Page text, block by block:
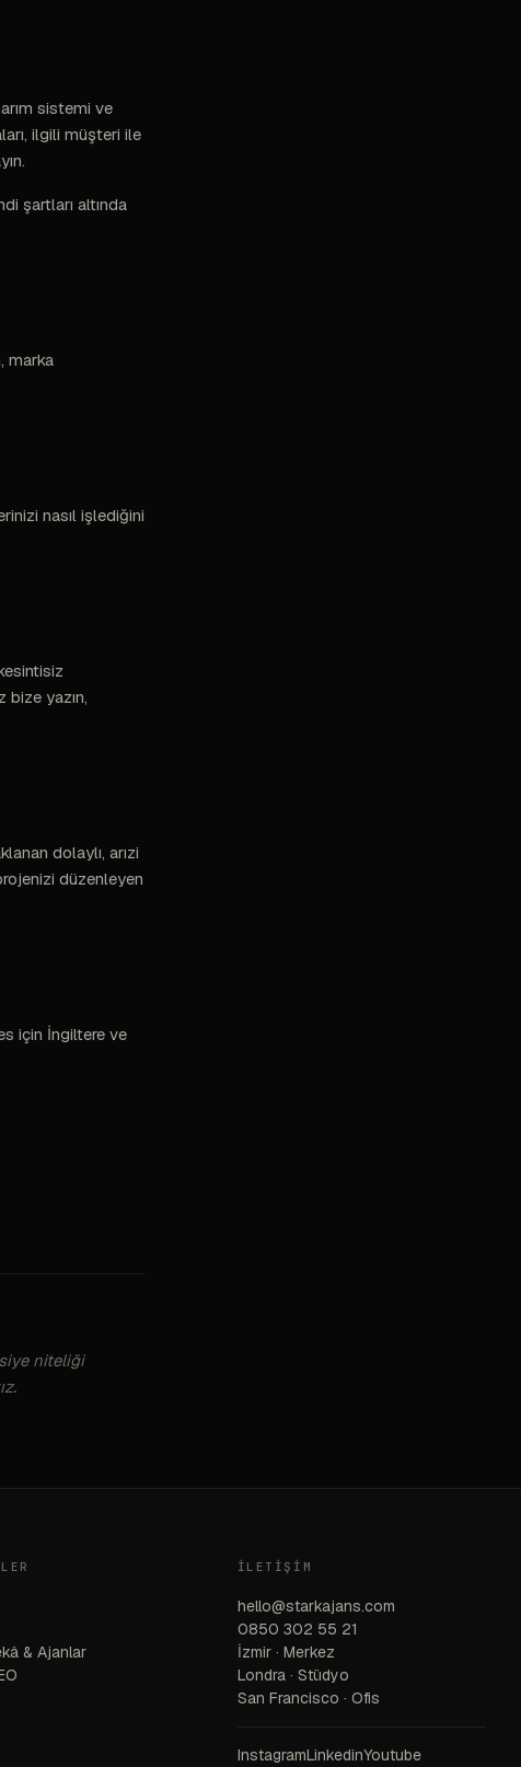
sistemi ve
ilgili müşteri ile
şartları altında
marka
nasıl işlediğini
yazın,
dolaylı, arızi
düzenleyen
için İngiltere ve
niteliği
& Ajanlar
İLETIŞIM
hello@starkajans.com
0850 302 55 21
İzmir · Merkez
Londra · Stüdyo
San Francisco · Ofis
InstagramLinkedinYoutube